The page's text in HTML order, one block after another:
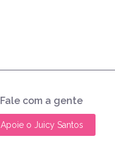
Fale com a gente
Apoie o Juicy Santos